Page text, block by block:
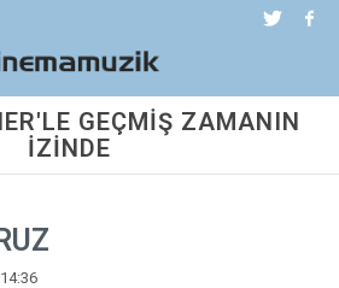
GEÇMİŞ ZAMANIN
İZİNDE